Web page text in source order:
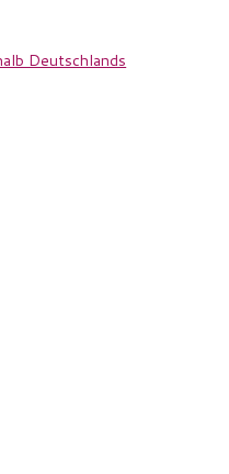
Deutschlands